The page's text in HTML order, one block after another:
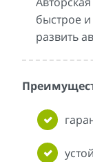
быстрое
развить